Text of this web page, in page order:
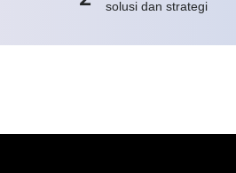
solusi dan strategi